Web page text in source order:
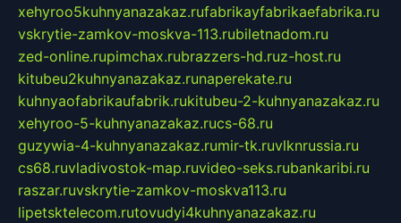
xehyroo5kuhnyanazakaz.rufabrikayfabrikaefabrika.ru
vskrytie-zamkov-moskva-113.rubiletnadom.ru
zed-online.rupimchax.rubrazzers-hd.ruz-host.ru
kitubeu2kuhnyanazakaz.runaperekate.ru
kuhnyaofabrikaufabrik.rukitubeu-2-kuhnyanazakaz.ru
xehyroo-5-kuhnyanazakaz.rucs-68.ru
guzywia-4-kuhnyanazakaz.rumir-tk.ruvlknrussia.ru
cs68.ruvladivostok-map.ruvideo-seks.rubankaribi.ru
raszar.ruvskrytie-zamkov-moskva113.ru
lipetsktelecom.rutovudyi4kuhnyanazakaz.ru